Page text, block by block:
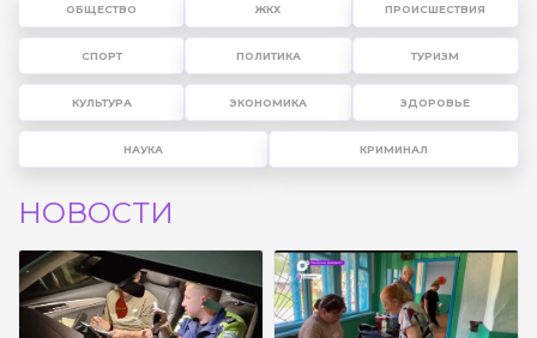
ОБЩЕСТВО ЖКХ ПРОИСШЕСТВИЯ
СПОРТ ПОЛИТИКА ТУРИЗМ
КУЛЬТУРА ЭКОНОМИКА ЗДОРОВЬЕ
НАУКА КРИМИНАЛ
НОВОСТИ